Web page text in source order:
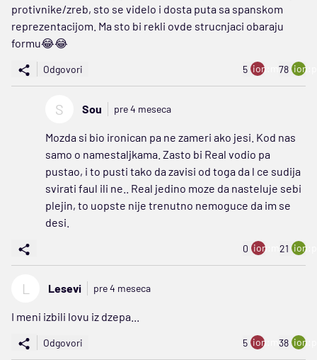
protivnike/zreb, sto se videlo i dosta puta sa spanskom
reprezentacijom. Ma sto bi rekli ovde strucnjaci obaraju
formu😂😂
Odgovori 5 ion:minus
78
S Sou pre 4 meseca
Mozda si bio ironican pa ne zameri ako jesi. Kod nas
samo o namestaljkama. Zasto bi Real vodio pa
pustao, i to pusti tako da zavisi od toga da l ce sudija
svirati faul ili ne.. Real jedino moze da nasteluje sebi
plejin, to uopste nije trenutno nemoguce da im se
desi.
0 ion:minus
21
L Lesevi pre 4 meseca
I meni izbili lovu iz dzepa...
Odgovori 5 ion:minus
38